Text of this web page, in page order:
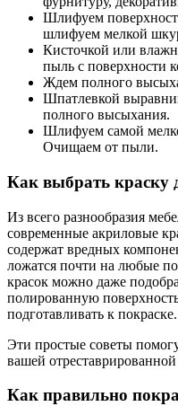
Шлифуем
шлифуем мелкой
Кисточкой или
пыль с поверхности
Ждем полного
Шпатлевкой
полного высыхания.
Шлифуем самой
Очищаем от пыли.
Как выбрать краску
Из всего разнообразия
современные акриловые
содержат вредных
ложатся почти на любые
красок можно даже
полированную
подготавливать к покраске.
Эти простые советы
вашей
Как правильно